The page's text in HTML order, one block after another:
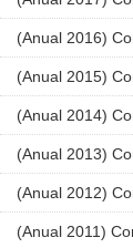
(Anual 2016)
(Anual 2015)
(Anual 2014)
(Anual 2013)
(Anual 2012)
(Anual 2011)